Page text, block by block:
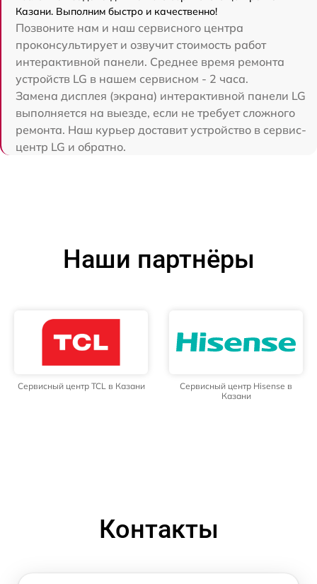
Казани. Выполним быстро и качественно!
Позвоните нам и наш сервисного центра
проконсультирует и озвучит стоимость работ
интерактивной панели. Среднее время ремонта
устройств LG в нашем сервисном - 2 часа.
Замена дисплея (экрана) интерактивной панели LG
выполняется на выезде, если не требует сложного
ремонта. Наш курьер доставит устройство в сервис-
центр LG и обратно.
Наши партнёры
Сервисный центр TCL в Казани
Сервисный центр Hisense в
Казани
Контакты